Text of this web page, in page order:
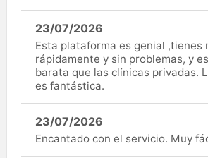
23/07/2026
Esta plataforma es genial ,tienes
rápidamente y sin problemas, y
barata que las clínicas privadas.
es fantástica.
23/07/2026
Encantado con el servicio. Muy